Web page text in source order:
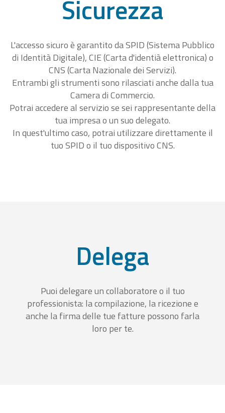
Sicurezza
L'accesso sicuro è garantito da SPID (Sistema Pubblico
di Identità Digitale), CIE (Carta d'identià elettronica) o
CNS (Carta Nazionale dei Servizi).
Entrambi gli strumenti sono rilasciati anche dalla tua
Camera di Commercio.
Potrai accedere al servizio se sei rappresentante della
tua impresa o un suo delegato.
In quest'ultimo caso, potrai utilizzare direttamente il
tuo SPID o il tuo dispositivo CNS.
Delega
Puoi delegare un collaboratore o il tuo
professionista: la compilazione, la ricezione e
anche la firma delle tue fatture possono farla
loro per te.